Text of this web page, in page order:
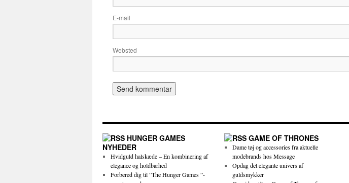
E-mail
Websted
HUNGER GAMES
NYHEDER
Hvidguld halskæde – En kombinering af
elegance og holdbarhed
Forbered dig til ”The Hunger Games ”-
GAME OF THRONES
Dame tøj og accessories fra aktuelle
modebrands hos Message
Opdag det elegante univers af
guldsmykker